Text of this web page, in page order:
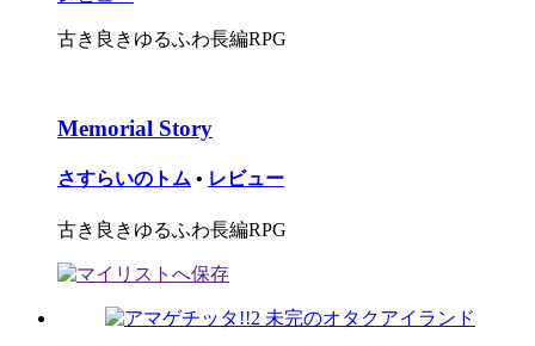
古き良きゆるふわ長編RPG
Memorial Story
さすらいのトム • レビュー
古き良きゆるふわ長編RPG